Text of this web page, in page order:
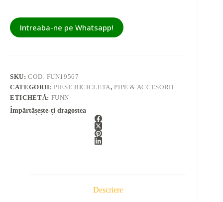
Intreaba-ne pe Whatsapp!
SKU:COD: FUN19567
CATEGORII:PIESE BICICLETA,PIPE & ACCESORII
ETICHETĂ: FUNN
Împărtășește-ți dragostea
Descriere